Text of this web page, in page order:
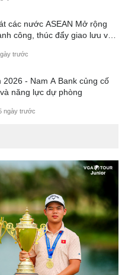
các nước ASEAN Mở rộng
công, thúc đẩy giao lưu và
trước
2026 - Nam A Bank củng cố
năng lực dự phòng
ngày trước
Giải mã lượng tử Quang
ngày trước